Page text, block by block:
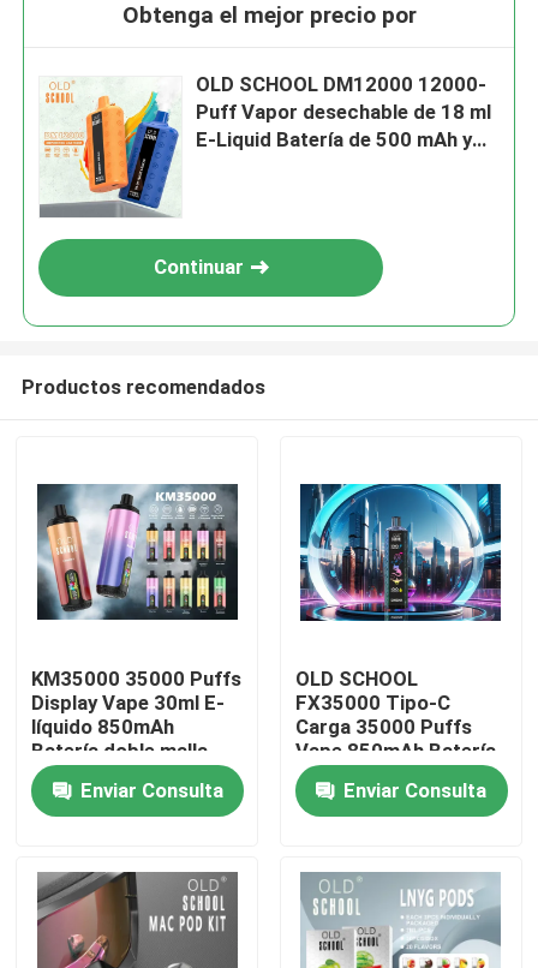
Inicio
Productos
Videos
Obtenga el mejor precio por
OLD SCHOOL DM12000 12000-
Puff Vapor desechable de 18 ml
E-Liquid Batería de 500 mAh y
Continuar
Productos recomendados
KM35000 35000 Puffs
Display Vape 30ml E-
líquido 850mAh
Batería doble malla
bobina flujo de aire
ajustableEnviar Consulta
OLD SCHOOL
FX35000 Tipo-C
Carga 35000 Puffs
Vape 850mAh Batería
Doble malla bobina
ajustable flujo de aire
sabor 10 sabores
Enviar Consulta